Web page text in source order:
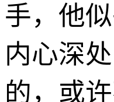
手，他
内心深
的，或